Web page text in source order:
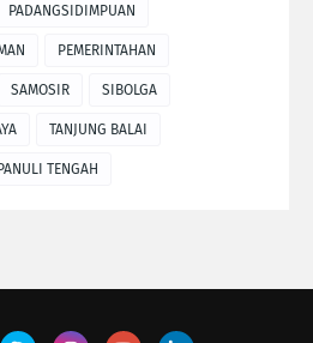
PADANGSIDIMPUAN
PEMERINTAHAN
SAMOSIR SIBOLGA
TANJUNG BALAI
TENGAH